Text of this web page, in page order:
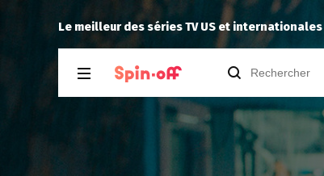
Le meilleur des séries TV US et internationales
Vic24a noté8à